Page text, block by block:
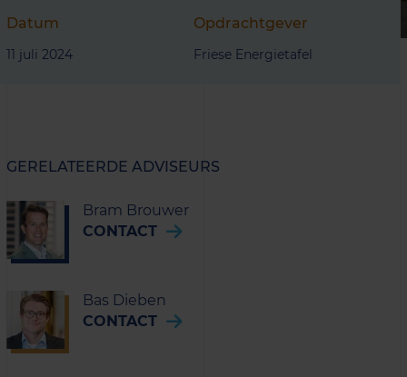
Datum
11 juli 2024
Opdrachtgever
Friese Energietafel
GERELATEERDE ADVISEURS
Bram Brouwer
CONTACT
Bas Dieben
CONTACT